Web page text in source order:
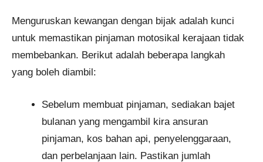
Menguruskan kewangan dengan bijak adalah kunci
untuk memastikan pinjaman motosikal kerajaan tidak
membebankan. Berikut adalah beberapa langkah
yang boleh diambil:
Sebelum membuat pinjaman, sediakan bajet
bulanan yang mengambil kira ansuran
pinjaman, kos bahan api, penyelenggaraan,
dan perbelanjaan lain. Pastikan jumlah